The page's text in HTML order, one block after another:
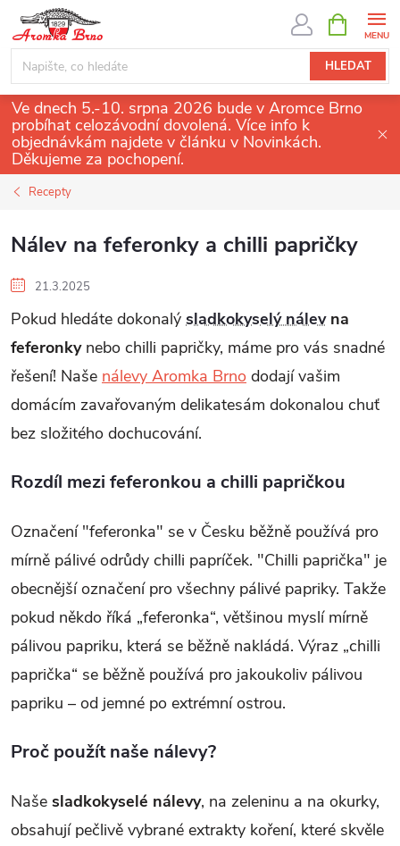
obsah
HLEDAT
NÁKUPNÍ
KOŠÍK
Ve dnech 5.-10. srpna 2026 bude v Aromce Brno
probíhat celozávodní dovolená. Více info k
objednávkám najdete v článku v Novinkách.
Děkujeme za pochopení.
Recepty
Nálev na feferonky a chilli papričky
21.3.2025
Pokud hledáte dokonalý sladkokyselý nálevna
feferonkynebo chilli papričky, máme pro vás snadné
řešení! Naše nálevy Aromka Brno dodají vašim
domácím zavařovaným delikatesám dokonalou chuť
bez složitého dochucování.
Rozdíl mezi feferonkou a chilli papričkou
Označení "feferonka" se v Česku běžně používá pro
mírně pálivé odrůdy chilli papríček. "Chilli paprička" je
obecnější označení pro všechny pálivé papriky. Takže
pokud někdo říká „feferonka“, většinou myslí mírně
pálivou papriku, která se běžně nakládá. Výraz „chilli
paprička“ se běžně používá pro jakoukoliv pálivou
papriku – od jemné po extrémní ostrou.
Proč použít naše nálevy?
Naše sladkokyselé nálevy, na zeleninu a na okurky,
obsahují pečlivě vybrané extrakty koření, které skvěle